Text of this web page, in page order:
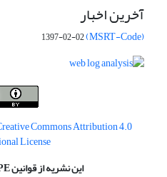
آخرین اخبار
(MSRT-Code)
1397-02-02
Commons Attribution 4.0
License
این نشریه از قوانین COPE پیروی می کند